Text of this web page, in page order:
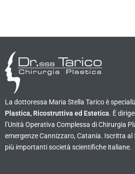
La dottoressa Maria Stella Tarico è
Plastica, Ricostruttiva ed Estetica. È
l’Unità Operativa Complessa di Chirurgia
emergenze Cannizzaro, Catania. Iscritta al
più importanti società scientifiche italiane.